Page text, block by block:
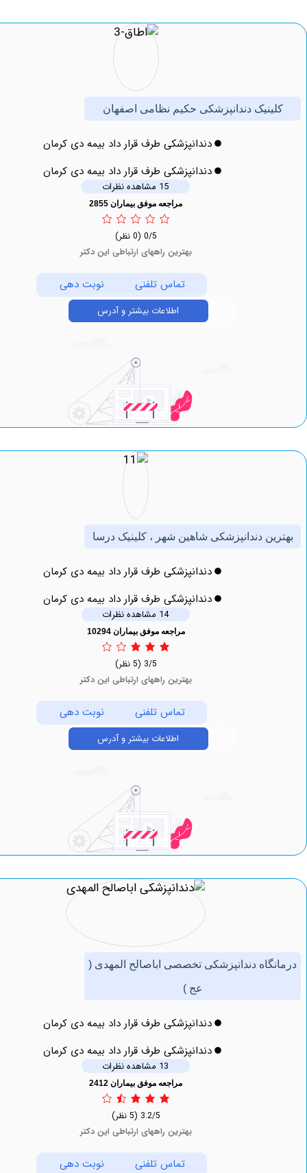
دندانپزشکی حکیم نظامی اصفهان
دندانپزشکی طرف قرار داد بیمه دی کرمان
دندانپزشکی طرف قرار داد بیمه دی کرمان
مراجعه موفق بیماران 2855
بهترین راههای ارتباطی این دکتر
تماس تلفنی نوبت دهی
اطلاعات بیشتر و آدرس
دندانپزشکی شاهین شهر ، کلینیک درسا
دندانپزشکی طرف قرار داد بیمه دی کرمان
دندانپزشکی طرف قرار داد بیمه دی کرمان
مراجعه موفق بیماران 10294
بهترین راههای ارتباطی این دکتر
تماس تلفنی نوبت دهی
اطلاعات بیشتر و آدرس
دندانپزشکی تخصصی ‏اباصالح ‏المهدی (
دندانپزشکی طرف قرار داد بیمه دی کرمان
دندانپزشکی طرف قرار داد بیمه دی کرمان
مراجعه موفق بیماران 2412
بهترین راههای ارتباطی این دکتر
تماس تلفنی نوبت دهی